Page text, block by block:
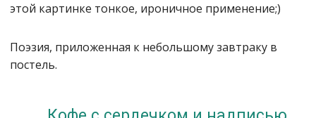
этой картинке тонкое, ироничное применение;)
Поэзия, приложенная к небольшому завтраку в
постель.